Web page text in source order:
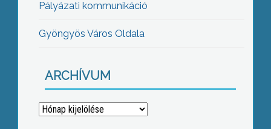
Pályázati kommunikáció
Gyöngyös Város Oldala
ARCHÍVUM
Archívum